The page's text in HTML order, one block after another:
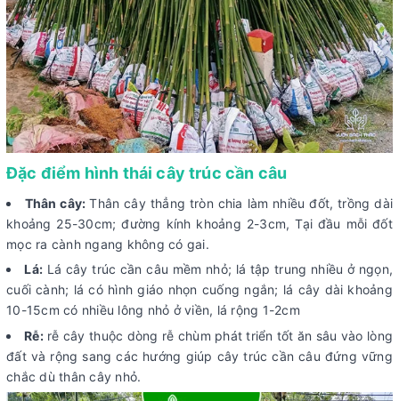
Đặc điểm hình thái cây trúc cần câu
Thân cây:Thân cây thẳng tròn chia làm nhiều đốt, trồng dài
khoảng 25-30cm; đường kính khoảng 2-3cm, Tại đầu mỗi đốt
mọc ra cành ngang không có gai.
Lá: Lá cây trúc cần câu mềm nhỏ; lá tập trung nhiều ở ngọn,
cuối cành; lá có hình giáo nhọn cuống ngắn; lá cây dài khoảng
10-15cm có nhiều lông nhỏ ở viền, lá rộng 1-2cm
Rễ:rễ cây thuộc dòng rễ chùm phát triển tốt ăn sâu vào lòng
đất và rộng sang các hướng giúp cây trúc cần câu đứng vững
chắc dù thân cây nhỏ.